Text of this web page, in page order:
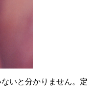
いと分かりません。定